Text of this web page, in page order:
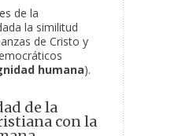
de la
la similitud
de Cristo y
humana).
de la
con la